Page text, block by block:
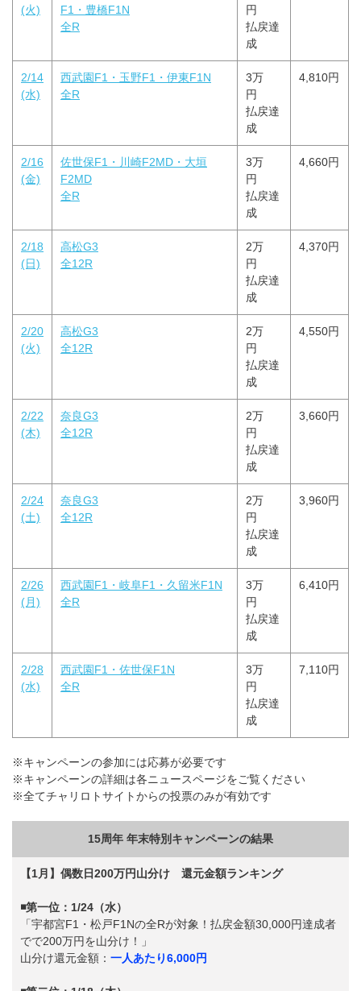
(火)
F1・豊橋F1N
全R
円
払戻達
成
2/14
(水)
西武園F1・玉野F1・伊東F1N
全R
3万
円
払戻達
成
4,810円
2/16
(金)
佐世保F1・川崎F2MD・大垣
F2MD
全R
3万
円
払戻達
成
4,660円
2/18
(日)
高松G3
全12R
2万
円
払戻達
成
4,370円
2/20
(火)
高松G3
全12R
2万
円
払戻達
成
4,550円
2/22
(木)
奈良G3
全12R
2万
円
払戻達
成
3,660円
2/24
(土)
奈良G3
全12R
2万
円
払戻達
成
3,960円
2/26
(月)
西武園F1・岐阜F1・久留米F1N
全R
3万
円
払戻達
成
6,410円
2/28
(水)
西武園F1・佐世保F1N
全R
3万
円
払戻達
成
7,110円
※キャンペーンの参加には応募が必要です
※キャンペーンの詳細は各ニュースページをご覧ください
※全てチャリロトサイトからの投票のみが有効です
15周年 年末特別キャンペーンの結果
【1月】偶数日200万円山分け 還元金額ランキング
◾️第一位：1/24（水）
「宇都宮F1・松戸F1Nの全Rが対象！払戻金額30,000円達成者
でで200万円を山分け！」
山分け還元金額： 一人あたり6,000円